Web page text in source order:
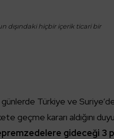
dışındaki hiçbir içerik ticari bir
Türkiye ve Suriye’de
geçme kararı aldığını
gideceği 3